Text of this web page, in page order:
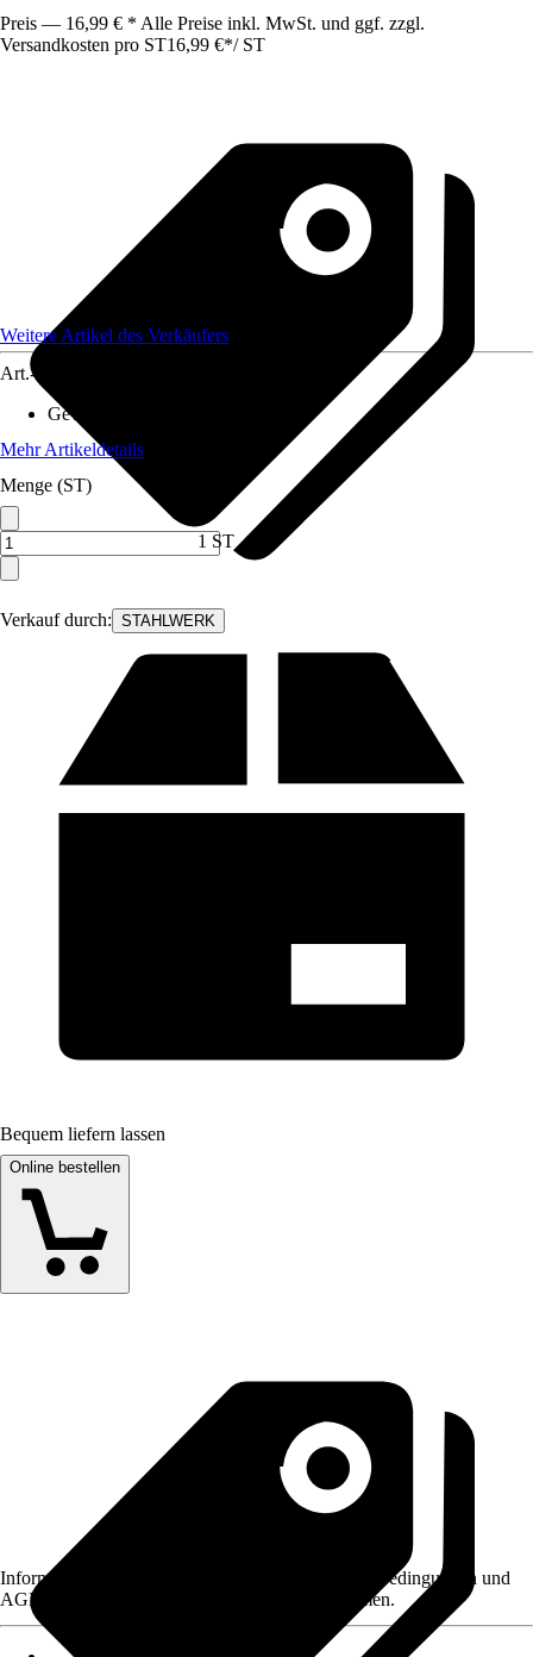
Preis — 16,99 € * Alle Preise inkl. MwSt. und ggf. zzgl.
Versandkosten pro ST16,99 €*/ ST
Verkauf durch: STAHLWERK
Weitere Artikel des Verkäufers
Art.-Nr.
Gewicht
Mehr Artikeldetails
Menge (ST)
1 ST
Bequem liefern lassen
Online bestellen
Informationen des Verkäufers, wie z. B. Rückgabebedingungen und
AGB, finden Sie bei Klick auf den Verkäufernamen.